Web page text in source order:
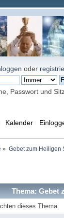
oder
Passwort und
Kalender
» Gebet zum Heiligen
Thema: Gebet
dieses Thema.